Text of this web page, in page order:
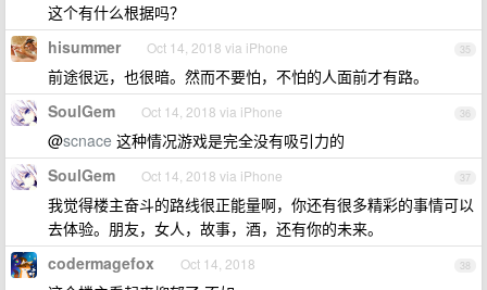
这个有什么根据吗？
35
hisummer Oct 14, 2018 via iPhone
前途很远，也很暗。然而不要怕，不怕的人面前才有路。
36
SoulGem Oct 14, 2018 via iPhone
@scnace 这种情况游戏是完全没有吸引力的
37
SoulGem Oct 14, 2018 via iPhone
我觉得楼主奋斗的路线很正能量啊，你还有很多精彩的事情可以
去体验。朋友，女人，故事，酒，还有你的未来。
38
codermagefox Oct 14, 2018